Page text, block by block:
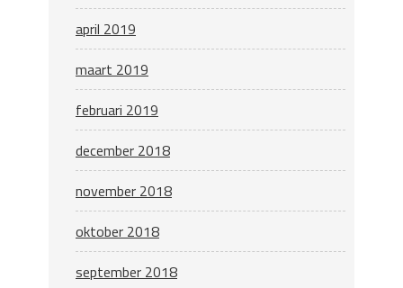
april 2019
maart 2019
februari 2019
december 2018
november 2018
oktober 2018
september 2018